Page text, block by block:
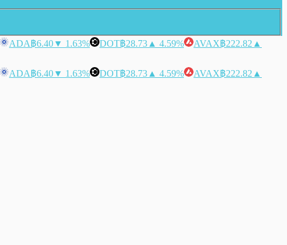
ADA฿6.40▼ 1.63% DOT฿28.73 ▲ 4.59% AVAX฿222.82 ▲
ADA฿6.40▼ 1.63% DOT฿28.73 ▲ 4.59% AVAX฿222.82 ▲